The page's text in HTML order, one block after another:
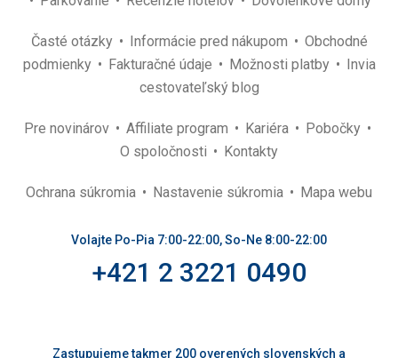
Časté otázky Informácie pred nákupom
Obchodné
podmienky
Fakturačné údaje Možnosti platby
Invia
cestovateľský blog
Pre novinárov Affiliate program Kariéra
Pobočky
O spoločnosti
Kontakty
Ochrana súkromia Nastavenie súkromia Mapa webu
Volajte Po-Pia 7:00-22:00, So-Ne 8:00-22:00
+421 2 3221 0490
Zastupujeme takmer 200 overených slovenských a